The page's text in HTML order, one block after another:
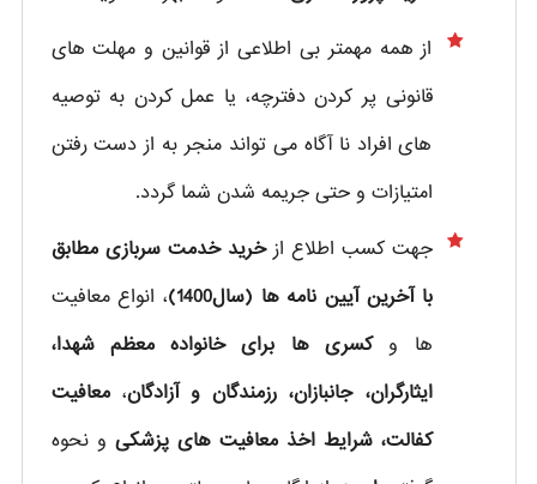
از همه مهمتر بی اطلاعی از قوانین و مهلت های
قانونی پر کردن دفترچه، یا عمل کردن به توصیه
های افراد نا آگاه می تواند منجر به از دست رفتن
امتیازات و حتی جریمه شدن شما گردد.
جهت کسب اطلاع از خرید خدمت سربازی مطابق
با آخرین آیین نامه ها (سال1400)
، انواع معافیت
ها و کسری ها برای خانواده معظم شهدا،
ایثارگران، جانبازان، رزمندگان و آزادگان،معافیت
کفالت، شرایط اخذ معافیت های پزشکی و نحوه